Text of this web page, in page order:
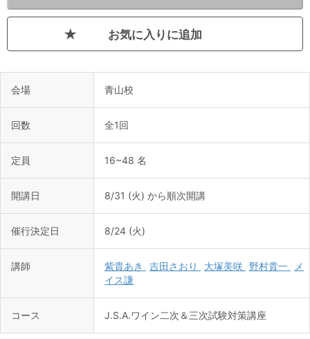
お気に入りに追加
会場 青山校
回数 全1回
定員 16~48 名
開講日 8/31 (火) から順次開講
催行決定日 8/24 (火)
講師 紫貴あき 吉田さおり 大塚美咲 野村貴一
メ
イス謙
コース J.S.A.ワイン二次＆三次試験対策講座